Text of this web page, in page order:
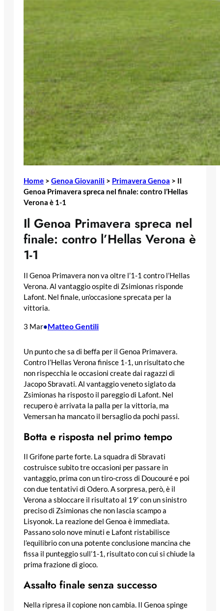
Home > Genoa Giovanili > Primavera Genoa > Il
Genoa Primavera spreca nel finale: contro l’Hellas
Verona è 1-1
Il Genoa Primavera spreca nel
finale: contro l’Hellas Verona è
1-1
Il Genoa Primavera non va oltre l’1-1 contro l’Hellas
Verona. Al vantaggio ospite di Zsimionas risponde
Lafont. Nel finale, un’occasione sprecata per la
vittoria.
3 Mar•Matteo Gentili
Un punto che sa di beffa per il Genoa Primavera.
Contro l’Hellas Verona finisce 1-1, un risultato che
non rispecchia le occasioni create dai ragazzi di
Jacopo Sbravati. Al vantaggio veneto siglato da
Zsimionas ha risposto il pareggio di Lafont. Nel
recupero è arrivata la palla per la vittoria, ma
Vemersan ha mancato il bersaglio da pochi passi.
Botta e risposta nel primo tempo
Il Grifone parte forte. La squadra di Sbravati
costruisce subito tre occasioni per passare in
vantaggio, prima con un tiro-cross di Doucouré e poi
con due tentativi di Odero. A sorpresa, però, è il
Verona a sbloccare il risultato al 19′ con un sinistro
preciso di Zsimionas che non lascia scampo a
Lisyonok. La reazione del Genoa è immediata.
Passano solo nove minuti e Lafont ristabilisce
l’equilibrio con una potente conclusione mancina che
fissa il punteggio sull’1-1, risultato con cui si chiude la
prima frazione di gioco.
Assalto finale senza successo
Nella ripresa il copione non cambia. Il Genoa spinge